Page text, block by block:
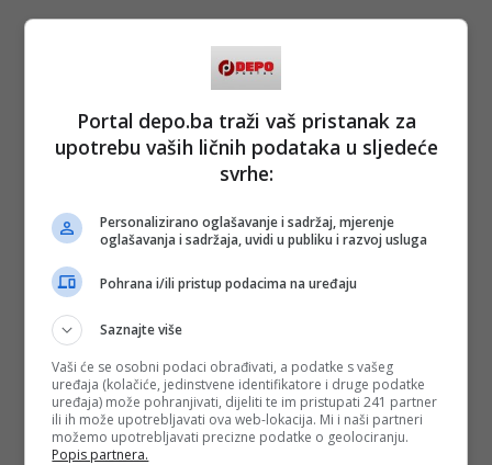
Portal depo.ba traži vaš pristanak za
upotrebu vaših ličnih podataka u sljedeće
svrhe:
Personalizirano oglašavanje i sadržaj, mjerenje
oglašavanja i sadržaja, uvidi u publiku i razvoj usluga
Pohrana i/ili pristup podacima na uređaju
Saznajte više
Vaši će se osobni podaci obrađivati, a podatke s vašeg
uređaja (kolačiće, jedinstvene identifikatore i druge podatke
uređaja) može pohranjivati, dijeliti te im pristupati 241 partner
ili ih može upotrebljavati ova web-lokacija. Mi i naši partneri
možemo upotrebljavati precizne podatke o geolociranju.
Popis partnera.